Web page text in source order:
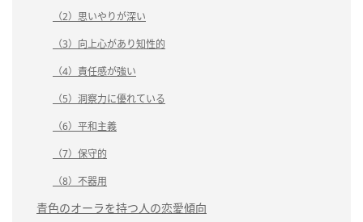
（2）思いやりが深い
（3）向上心があり知性的
（4）責任感が強い
（5）洞察力に優れている
（6）平和主義
（7）保守的
（8）不器用
青色のオーラを持つ人の恋愛傾向